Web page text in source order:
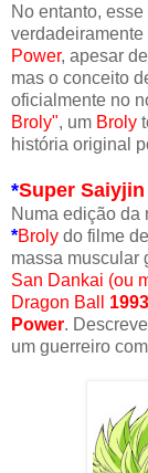
No entanto,
Power, apesar
mas o conceito
oficialmente no
Broly", um Broly
história original
*Super Saiyjin
Numa edição da
*Broly do filme de
massa muscular
San Dankai (ou
Dragon Ball 1993
Power.
um guerreiro